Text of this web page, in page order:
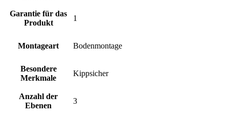
Garantie für das
Produkt
1
Montageart Bodenmontage
Besondere
Merkmale
Kippsicher
Anzahl der
Ebenen
3